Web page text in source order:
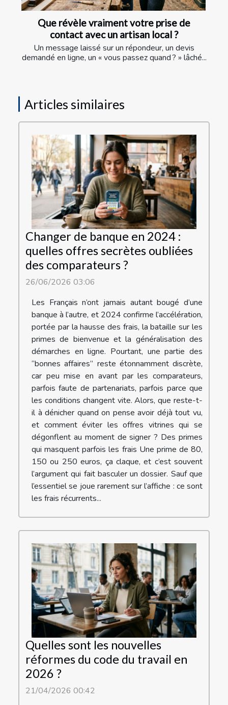
Que révèle vraiment votre prise de
contact avec un artisan local ?
Un message laissé sur un répondeur, un devis
demandé en ligne, un « vous passez quand ? » lâché...
Articles similaires
Changer de banque en 2024 :
quelles offres secrètes oubliées
des comparateurs ?
26/06/2026 03:06
Les Français n’ont jamais autant bougé d’une
banque à l’autre, et 2024 confirme l’accélération,
portée par la hausse des frais, la bataille sur les
primes de bienvenue et la généralisation des
démarches en ligne. Pourtant, une partie des
“bonnes affaires” reste étonnamment discrète,
car peu mise en avant par les comparateurs,
parfois faute de partenariats, parfois parce que
les conditions changent vite. Alors, que reste-t-
il à dénicher quand on pense avoir déjà tout vu,
et comment éviter les offres vitrines qui se
dégonflent au moment de signer ? Des primes
qui masquent parfois les frais Une prime de 80,
150 ou 250 euros, ça claque, et c’est souvent
l’argument qui fait basculer un dossier. Sauf que
l’essentiel se joue rarement sur l’affiche : ce sont
les frais récurrents...
Quelles sont les nouvelles
réformes du code du travail en
2026 ?
21/04/2026 00:42